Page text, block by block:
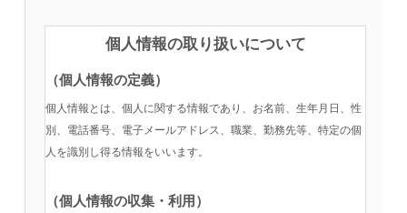
個人情報の取り扱いについて
（個人情報の定義）
個人情報とは、個人に関する情報であり、お名前、生年月日、性
別、電話番号、電子メールアドレス、職業、勤務先等、特定の個
人を識別し得る情報をいいます。
（個人情報の収集・利用）